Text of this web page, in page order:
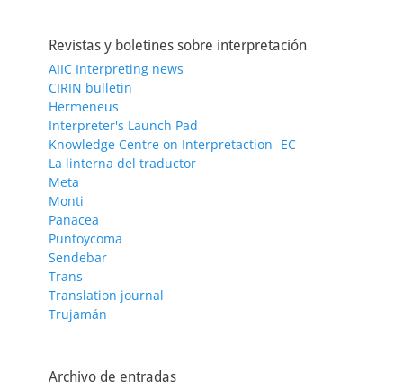
Revistas y boletines sobre interpretación
AIIC Interpreting news
CIRIN bulletin
Hermeneus
Interpreter's Launch Pad
Knowledge Centre on Interpretaction- EC
La linterna del traductor
Meta
Monti
Panacea
Puntoycoma
Sendebar
Trans
Translation journal
Trujamán
Archivo de entradas